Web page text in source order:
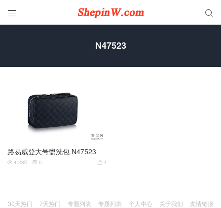
 
N47523
路易威登大号盥洗包 N47523
 1
 4.28K  0
30天热门 7天热门 专题列表 专题列表 个人中心 关于我们
友情链接